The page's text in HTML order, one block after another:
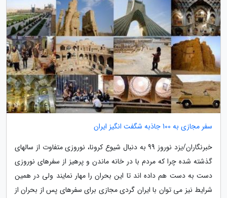
سفر مجازی به 100 جاذبه شگفت انگیز ایران
خبرنگاران/یزد نوروز 99 به دنبال شیوع کرونا، نوروزی متفاوت از سالهای
گذشته شده چرا که مردم با در خانه ماندن و پرهیز از سفرهای نوروزی
دست به دست هم داده اند تا این بحران را مهار نمایند ولی در همین
شرایط نیز می توان با ایران گردی مجازی برای سفرهای پس از بحران از